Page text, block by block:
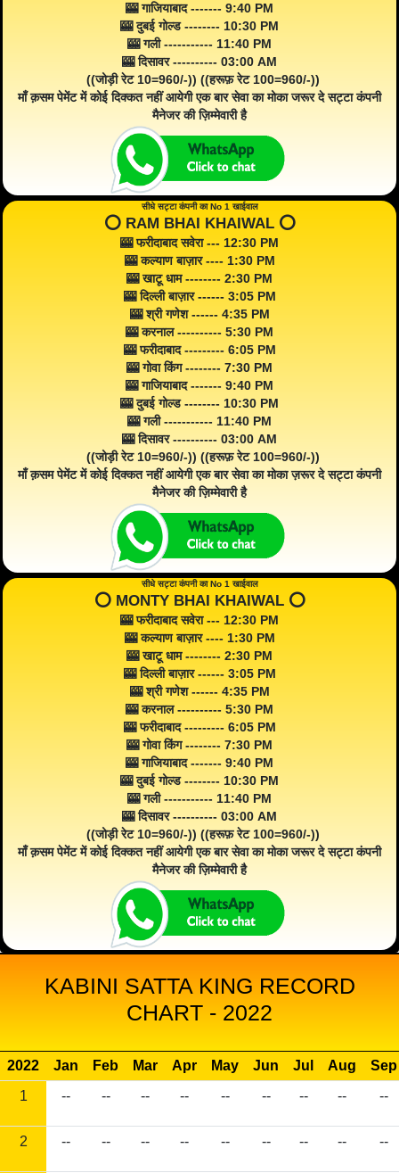
🎰 गाजियाबाद ------- 9:40 PM
🎰 दुबई गोल्ड -------- 10:30 PM
🎰 गली ----------- 11:40 PM
🎰 दिसावर ---------- 03:00 AM
((जोड़ी रेट 10=960/-)) ((हरूफ़ रेट 100=960/-))
माँ क़सम पेमेंट में कोई दिक्कत नहीं आयेगी एक बार सेवा का मोका जरूर दे सट्टा कंपनी
मैनेजर की ज़िम्मेवारी है
सीधे सट्टा कंपनी का No 1 खाईवाल
⭕️ RAM BHAI KHAIWAL ⭕️
🎰 फरीदाबाद सवेरा --- 12:30 PM
🎰 कल्याण बाज़ार ---- 1:30 PM
🎰 खाटू धाम -------- 2:30 PM
🎰 दिल्ली बाज़ार ------ 3:05 PM
🎰 श्री गणेश ------ 4:35 PM
🎰 करनाल ---------- 5:30 PM
🎰 फरीदाबाद --------- 6:05 PM
🎰 गोवा किंग -------- 7:30 PM
🎰 गाजियाबाद ------- 9:40 PM
🎰 दुबई गोल्ड -------- 10:30 PM
🎰 गली ----------- 11:40 PM
🎰 दिसावर ---------- 03:00 AM
((जोड़ी रेट 10=960/-)) ((हरूफ़ रेट 100=960/-))
माँ क़सम पेमेंट में कोई दिक्कत नहीं आयेगी एक बार सेवा का मोका ज़रूर दे सट्टा कंपनी
मैनेजर की ज़िम्मेवारी है
सीधे सट्टा कंपनी का No 1 खाईवाल
⭕️ MONTY BHAI KHAIWAL ⭕️
🎰 फरीदाबाद सवेरा --- 12:30 PM
🎰 कल्याण बाज़ार ---- 1:30 PM
🎰 खाटू धाम -------- 2:30 PM
🎰 दिल्ली बाज़ार ------ 3:05 PM
🎰 श्री गणेश ------ 4:35 PM
🎰 करनाल ---------- 5:30 PM
🎰 फरीदाबाद --------- 6:05 PM
🎰 गोवा किंग -------- 7:30 PM
🎰 गाजियाबाद ------- 9:40 PM
🎰 दुबई गोल्ड -------- 10:30 PM
🎰 गली ----------- 11:40 PM
🎰 दिसावर ---------- 03:00 AM
((जोड़ी रेट 10=960/-)) ((हरूफ़ रेट 100=960/-))
माँ क़सम पेमेंट में कोई दिक्कत नहीं आयेगी एक बार सेवा का मोका जरूर दे सट्टा कंपनी
मैनेजर की ज़िम्मेवारी है
KABINI SATTA KING RECORD
CHART - 2022
2022 Jan Feb Mar Apr May Jun Jul Aug
Sep
1
-- -- -- -- -- -- -- -- --
2 -- -- -- -- -- -- -- -- --